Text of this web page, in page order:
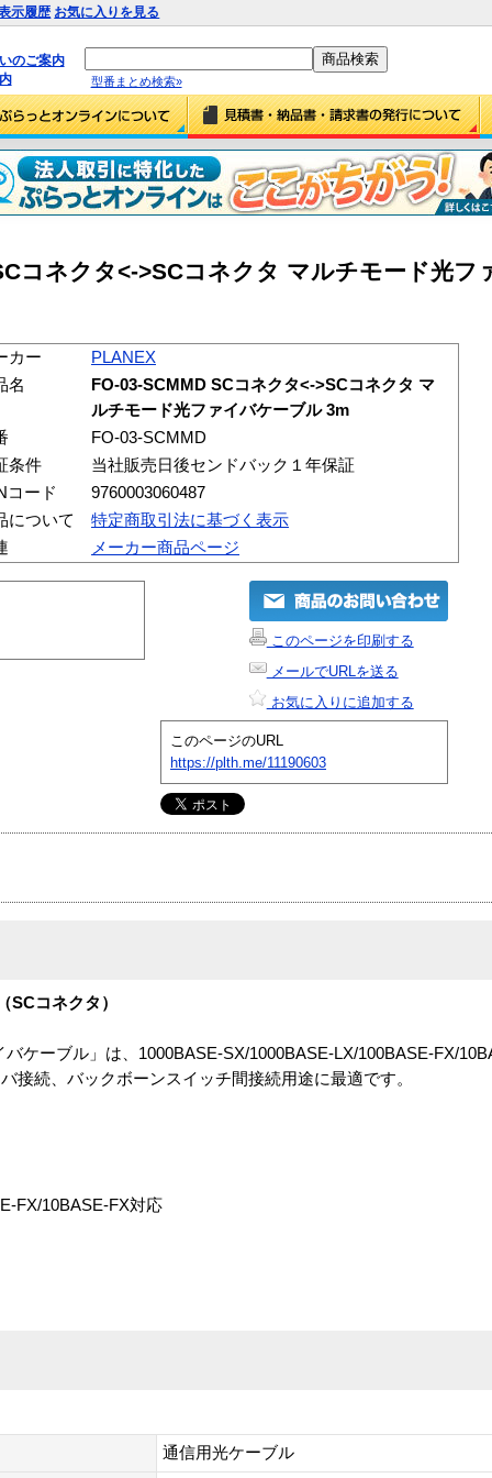
示履歴 お気に入りを見る
のご案内
型番まとめ検索»
コネクタ<->SCコネクタ マルチモード光フ
カー
PLANEX
名
FO-03-SCMMD SCコネクタ<->SCコネクタ マ
ルチモード光ファイバケーブル 3m
FO-03-SCMMD
条件
当社販売日後センドバック１年保証
コード
9760003060487
について
特定商取引法に基づく表示
メーカー商品ページ
このページを印刷する
メールでURLを送る
お気に入りに追加する
このページのURL
https://plth.me/11190603
SCコネクタ）
ケーブル」は、1000BASE-SX/1000BASE-LX/100BASE-FX/
接続、バックボーンスイッチ間接続用途に最適です。
FX/10BASE-FX対応
通信用光ケーブル